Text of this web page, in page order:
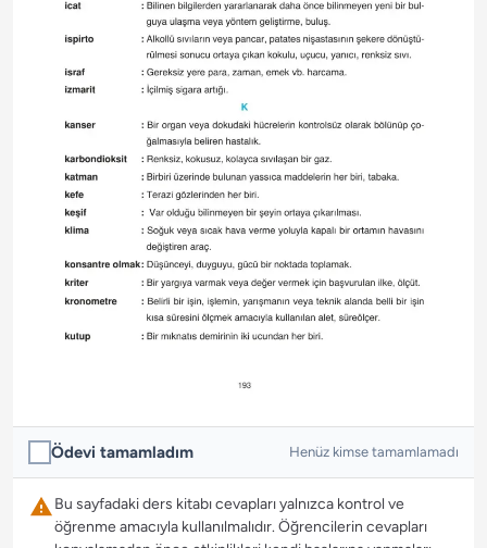
Ödevi tamamladım Henüz kimse tamamlamadı
Bu sayfadaki ders kitabı cevapları yalnızca kontrol ve
öğrenme amacıyla kullanılmalıdır. Öğrencilerin cevapları